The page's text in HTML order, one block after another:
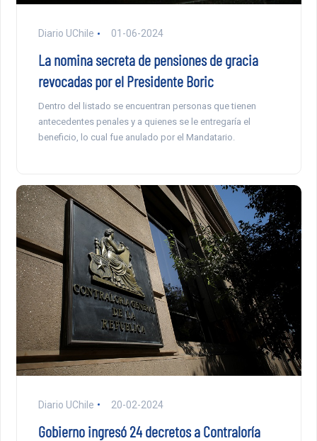
Diario UChile 01-06-2024
La nomina secreta de pensiones de gracia
revocadas por el Presidente Boric
Dentro del listado se encuentran personas que tienen
antecedentes penales y a quienes se le entregaría el
beneficio, lo cual fue anulado por el Mandatario.
Diario UChile 20-02-2024
Gobierno ingresó 24 decretos a Contraloría